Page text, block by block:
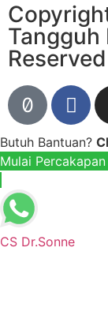
Tangguh
Reserved
Butuh Bantuan?
Mulai
CS Dr.Sonne